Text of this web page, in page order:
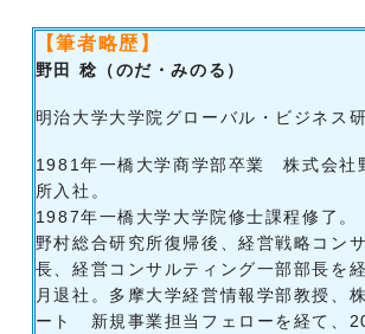
【筆者略歴】
野田 稔（のだ・みのる）
明治大学大学院グローバル・ビジネス
1981年一橋大学商学部卒業 株式会社
所入社。
1987年一橋大学大学院修士課程修了。
野村総合研究所復帰後、経営戦略コン
長、経営コンサルティング一部部長を
月退社。多摩大学経営情報学部教授、
ート 新規事業担当フェローを経て、